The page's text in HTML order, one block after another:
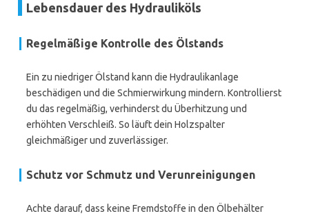
Lebensdauer des Hydrauliköls
Regelmäßige Kontrolle des Ölstands
Ein zu niedriger Ölstand kann die Hydraulikanlage
beschädigen und die Schmierwirkung mindern. Kontrollierst
du das regelmäßig, verhinderst du Überhitzung und
erhöhten Verschleiß. So läuft dein Holzspalter
gleichmäßiger und zuverlässiger.
Schutz vor Schmutz und Verunreinigungen
Achte darauf, dass keine Fremdstoffe in den Ölbehälter